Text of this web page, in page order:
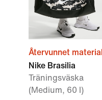
Återvunnet material
Nike Brasilia
Träningsväska
(Medium, 60 l)